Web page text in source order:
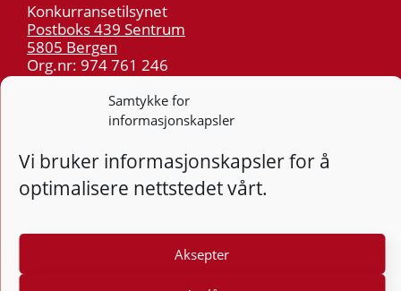
Samtykke for
informasjonskapsler
Vi bruker informasjonskapsler for å
optimalisere nettstedet vårt.
Aksepter
Konkurransetilsynet
Postboks 439 Sentrum
5805 Bergen
Org.nr: 974 761 246
55 59 75 00
post@kt.no
Nyhetsvarsel >>
Tilgjengelighetserklæring